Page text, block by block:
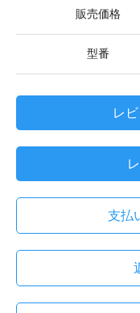
販売価格
型番
レ
支払